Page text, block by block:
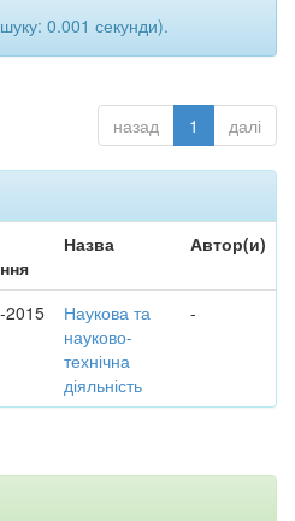
0.001 секунди).
назад 1 далі
Назва Автор(и)
2015
Наукова та
науково-
технічна
діяльність
-